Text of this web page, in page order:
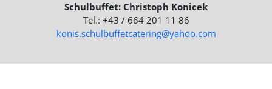
Schulbuffet: Christoph Konicek
Tel.: +43 / 664 201 11 86
konis.schulbuffetcatering@yahoo.com